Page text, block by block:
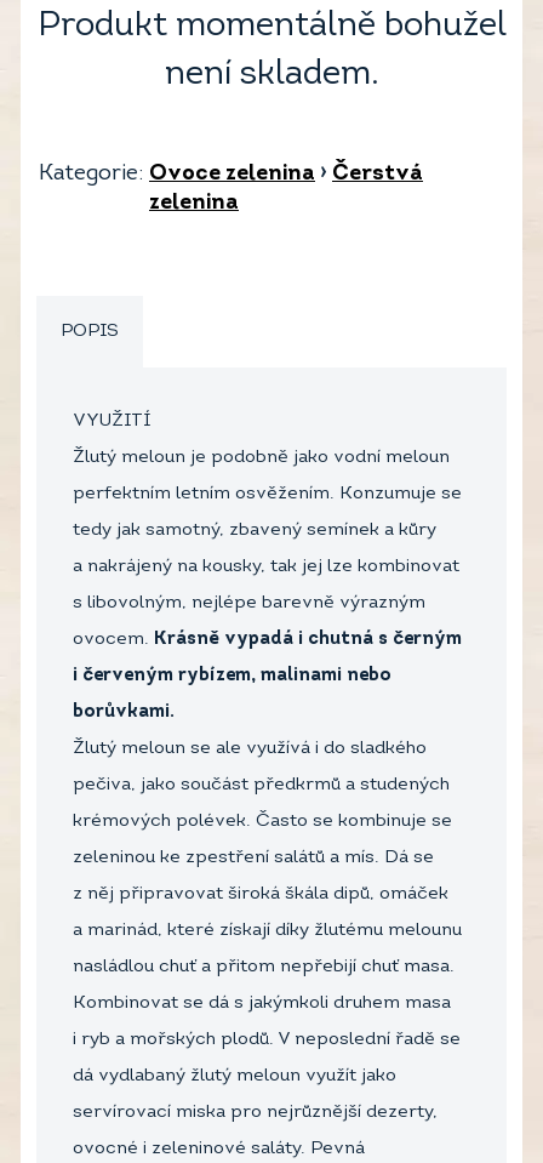
Produkt momentálně bohužel
není skladem.
Kategorie: Ovoce zelenina › Čerstvá
zelenina
POPIS
VYUŽITÍ
Žlutý meloun je podobně jako vodní meloun
perfektním letním osvěžením. Konzumuje se
tedy jak samotný, zbavený semínek a kůry
a nakrájený na kousky, tak jej lze kombinovat
s libovolným, nejlépe barevně výrazným
ovocem. Krásně vypadá i chutná s černým
i červeným rybízem, malinami nebo
borůvkami.
Žlutý meloun se ale využívá i do sladkého
pečiva, jako součást předkrmů a studených
krémových polévek. Často se kombinuje se
zeleninou ke zpestření salátů a mís. Dá se
z něj připravovat široká škála dipů, omáček
a marinád, které získají díky žlutému melounu
nasládlou chuť a přitom nepřebijí chuť masa.
Kombinovat se dá s jakýmkoli druhem masa
i ryb a mořských plodů. V neposlední řadě se
dá vydlabaný žlutý meloun využít jako
servírovací miska pro nejrůznější dezerty,
ovocné i zeleninové saláty. Pevná